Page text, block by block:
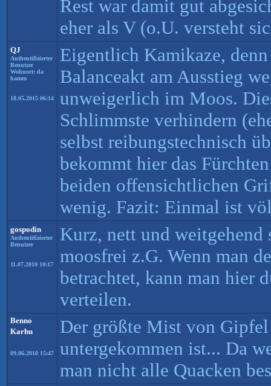
Rest war damit gut
eher als V (o.U. versteht
QJ
Authentifizierter
Benutzer
Wohnort: da
hamm
18.05.2015 06:14
Eigentlich Kamikaze, denn
Balanceakt am Ausstieg
unweigerlich im Moos.
Schlimmste verhindern
selbst reibungstechnisch
bekommt hier das
beiden offensichtlichen
wenig. Fazit: Einmal ist
gospodin
Authentifizierter
Benutzer
11.07.2010 10:17
Kurz, nett und weitgehend
moosfrei z.G. Wenn man
betrachtet, kann man hier
verteilen.
Benno
Karhu
09.06.2010 15:47
Der größte Mist von
untergekommen ist... Da
man nicht alle Quacken